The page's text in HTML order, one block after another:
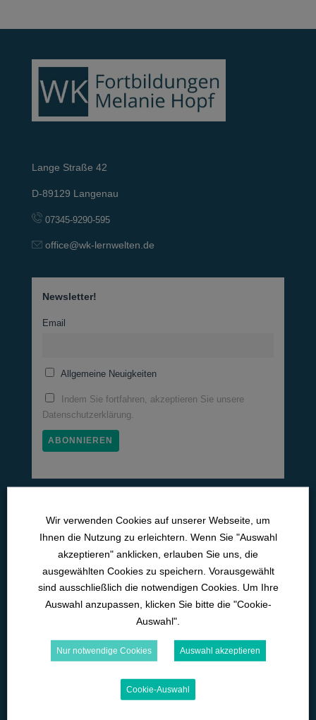
Lange Straße 42
D-89129 Langenau
07345-9290-595
office@wk-lernwelten.de
Newsletter!
Email
Allgemeine Neuigkeiten
Indem Sie fortfahren, akzeptieren Sie unsere
Datenschutzerklärung.
Medizinische Lernwelten
Pneumo­logie
Neurologie
Kardiologie
Intensiv­medizin
Med. Pflichtfort­bildun­gen
Microlearning
Wir verwenden Cookies auf unserer Webseite, um
Ihnen die Nutzung zu erleichtern. Wenn Sie "Auswahl
akzeptieren" anklicken, erlauben Sie uns, die
ausgewählten Cookies zu speichern. Vorausgewählt
sind ausschließlich die notwendigen Cookies. Um Ihre
Auswahl anzupassen, klicken Sie bitte die "Cookie-
Auswahl".
Nur notwendige Cookies Auswahl akzeptieren
Cookie-Auswahl